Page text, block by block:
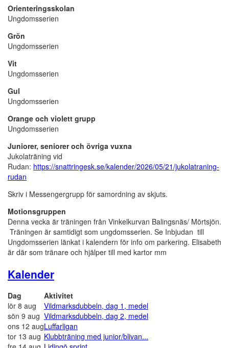
Orienteringsskolan
Ungdomsserien
Grön
Ungdomsserien
Vit
Ungdomsserien
Gul
Ungdomsserien
Orange och violett grupp
Ungdomsserien
Juniorer, seniorer och övriga vuxna
Jukolaträning vid
Rudan: https://snattringesk.se/kalender/2026/05/21/jukolatraning-
rudan
Skriv i Messengergrupp för samordning av skjuts.
Motionsgruppen
Denna vecka är träningen från Vinkelkurvan Balingsnäs/ Mörtsjön.
Träningen är samtidigt som ungdomsserien. Se Inbjudan till
Ungdomsserien länkat i kalendern för info om parkering. Elisabeth
är där som tränare och hjälper till med kartor mm
Kalender
Dag
Aktivitet
lör 8 aug
Vildmarksdubbeln, dag 1, medel
sön 9 aug Vildmarksdubbeln, dag 2, medel
ons 12 augLuffarligan
tor 13 aug Klubbträning med junior/blivan...